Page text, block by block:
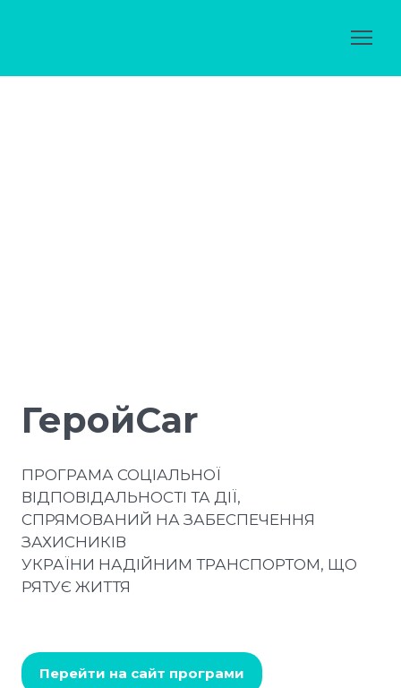
ГеройCar
ПРОГРАМА СОЦІАЛЬНОЇ
ВІДПОВІДАЛЬНОСТІ ТА ДІЇ,
СПРЯМОВАНИЙ НА ЗАБЕСПЕЧЕННЯ
ЗАХИСНИКІВ
УКРАЇНИ НАДІЙНИМ ТРАНСПОРТОМ, ЩО
РЯТУЄ ЖИТТЯ
Перейти на сайт програми